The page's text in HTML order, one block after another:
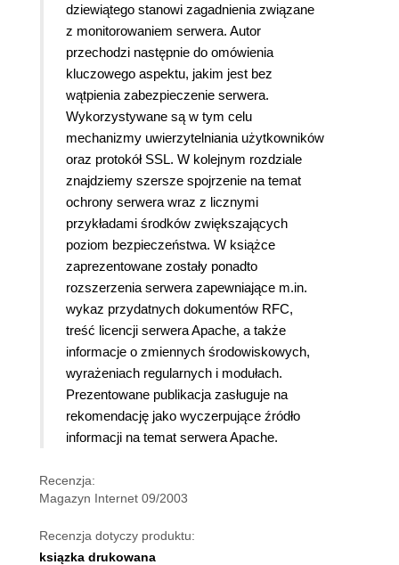
dziewiątego stanowi zagadnienia związane
z monitorowaniem serwera. Autor
przechodzi następnie do omówienia
kluczowego aspektu, jakim jest bez
wątpienia zabezpieczenie serwera.
Wykorzystywane są w tym celu
mechanizmy uwierzytelniania użytkowników
oraz protokół SSL. W kolejnym rozdziale
znajdziemy szersze spojrzenie na temat
ochrony serwera wraz z licznymi
przykładami środków zwiększających
poziom bezpieczeństwa. W książce
zaprezentowane zostały ponadto
rozszerzenia serwera zapewniające m.in.
wykaz przydatnych dokumentów RFC,
treść licencji serwera Apache, a także
informacje o zmiennych środowiskowych,
wyrażeniach regularnych i modułach.
Prezentowane publikacja zasługuje na
rekomendację jako wyczerpujące źródło
informacji na temat serwera Apache.
Recenzja:
Magazyn Internet 09/2003
Recenzja dotyczy produktu:
ksiązka drukowana